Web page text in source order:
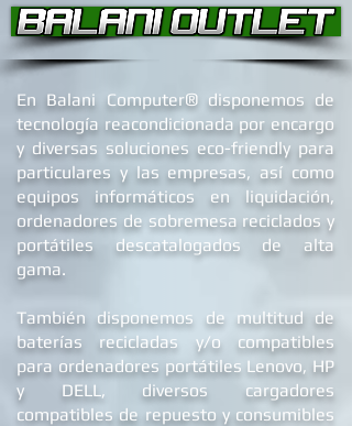
En Balani Computer®disponemos de
tecnología reacondicionada por encargo
y diversas soluciones eco-friendly para
particulares y las empresas, así como
equipos informáticos en liquidación,
ordenadores de sobremesa reciclados y
portátiles descatalogados de alta
gama.
También disponemos de multitud de
baterías recicladas y/o compatibles
para ordenadores portátiles Lenovo, HP
y DELL, diversos cargadores
compatibles de repuesto y consumibles